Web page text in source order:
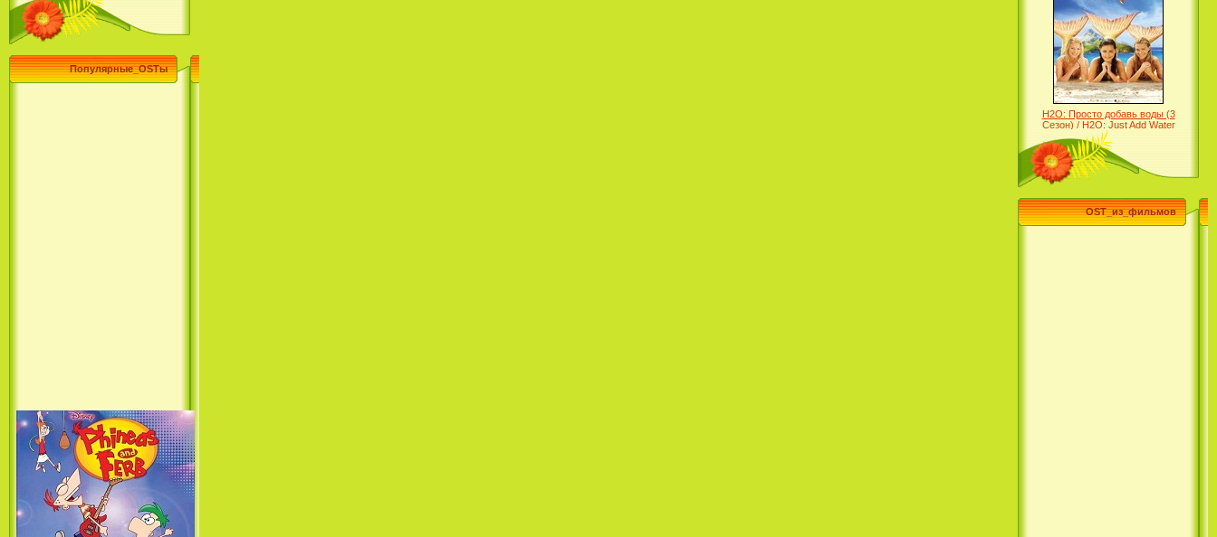
Фархат: Принц Персии /
Farhat: The Prince of the
Desert (сериал) (2004)
Популярные_OSTы
Семейка Крудс / The Croods
(2013)
Эпик / Epic (2013)
H2O: Просто добавь воды (3
Сезон) / H2O: Just Add Water
(3 Season) (сериал)
Смотреть Телеканал Disney
OST_из_фильмов